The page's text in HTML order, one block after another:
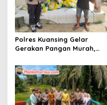
Polres Kuansing Gelar
Gerakan Pangan Murah,
SPHP untuk Masyarakat